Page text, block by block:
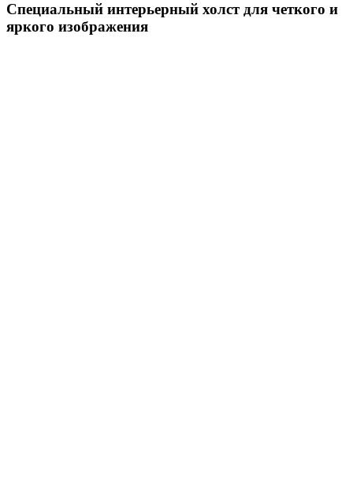
Специальный интерьерный холст для четкого и
яркого изображения